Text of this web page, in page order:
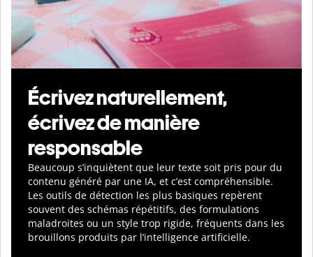
Écrivez naturellement,
écrivez de manière
responsable
Beaucoup s’inquiètent que leur texte soit pris pour du
contenu généré par une IA, et c’est compréhensible.
Les outils de détection les plus basiques repèrent
souvent des schémas répétitifs, des formulations
maladroites ou un style trop rigide, fréquents dans les
brouillons produits par l’intelligence artificielle.